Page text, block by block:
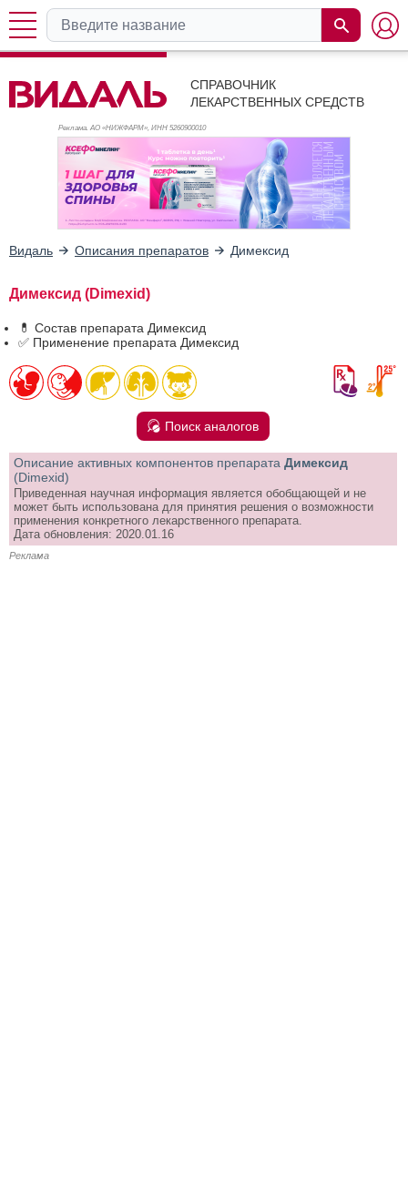
СПРАВОЧНИК
ЛЕКАРСТВЕННЫХ СРЕДСТВ
Реклама. АО «НИЖФАРМ», ИНН 5260900010
Видаль Описания препаратов Димексид
Димексид (Dimexid)
💊 Состав препарата Димексид
✅ Применение препарата Димексид
Поиск аналогов
Описание активных компонентов препарата Димексид
(Dimexid)
Приведенная научная информация является обобщающей и не
может быть использована для принятия решения о возможности
применения конкретного лекарственного препарата.
Дата обновления: 2020.01.16
Реклама